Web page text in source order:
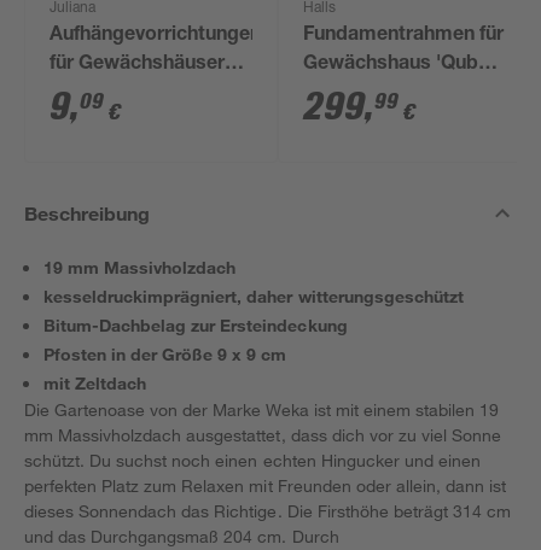
Juliana
Aufhängevorrichtungen
für Gewächshäuser
schwarz 20 Stück
9,09 €
Halls
Fundamentrahmen für
Gewächshaus 'Qube
610' 6,4 m²
299,99 €
Beschreibung
19 mm Massivholzdach
kesseldruckimprägniert, daher witterungsgeschützt
Bitum-Dachbelag zur Ersteindeckung
Pfosten in der Größe 9 x 9 cm
mit Zeltdach
Die Gartenoase von der Marke Weka ist mit einem stabilen 19
mm Massivholzdach ausgestattet, dass dich vor zu viel Sonne
schützt. Du suchst noch einen echten Hingucker und einen
perfekten Platz zum Relaxen mit Freunden oder allein, dann ist
dieses Sonnendach das Richtige. Die Firsthöhe beträgt 314 cm
und das Durchgangsmaß 204 cm. Durch